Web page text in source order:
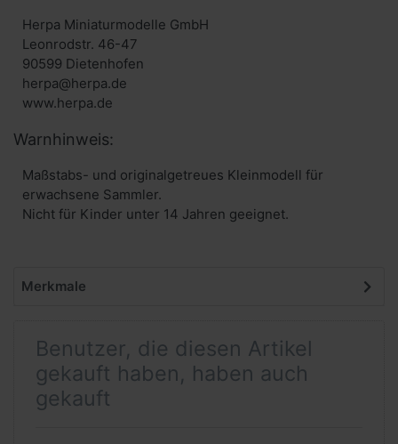
Herpa Miniaturmodelle GmbH
Leonrodstr. 46-47
90599 Dietenhofen
herpa@herpa.de
www.herpa.de
Warnhinweis:
Maßstabs- und originalgetreues Kleinmodell für
erwachsene Sammler.
Nicht für Kinder unter 14 Jahren geeignet.
Merkmale
Benutzer, die diesen Artikel
gekauft haben, haben auch
gekauft